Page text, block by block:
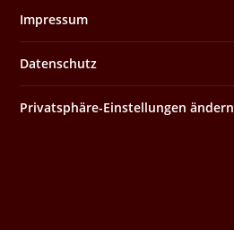
Impressum
Datenschutz
Privatsphäre-Einstellungen ändern